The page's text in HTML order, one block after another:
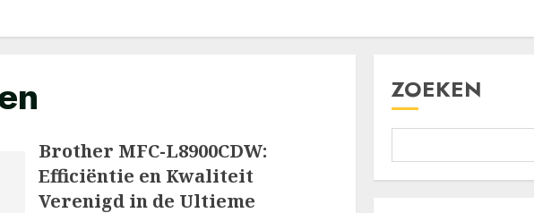
Brother MFC-L8900CDW:
Efficiëntie en Kwaliteit
Verenigd in de Ultieme
ZOEKEN